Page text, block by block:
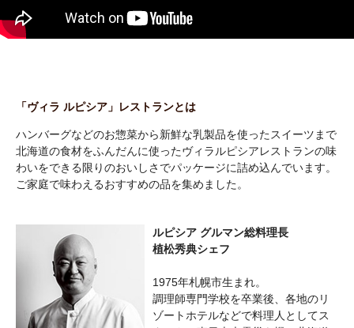
「ヴィラ ルピシア」レストランとは
ハンバーグなどのお惣菜から新鮮な乳製品を使ったスイーツまで
北海道の食材をふんだんに使ったヴィラルピシアレストランの味
わいをできる限りのおいしさでパッケージに詰め込んでいます。
ご家庭で味わえるおすすめの品を集めました。
ルピシア グルマン総料理長
植松秀典シェフ
1975年札幌市生まれ。
調理師専門学校を卒業後、各地のリ
ゾートホテルなどで料理人としてス